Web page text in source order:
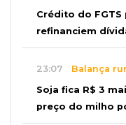
Crédito do
refinanciem
23:07 Balança
Soja fica R$ 3
preço do milho